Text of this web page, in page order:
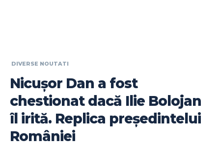
DIVERSE NOUTATI
Nicușor Dan a fost
chestionat dacă Ilie Bolojan
îl irită. Replica președintelui
României